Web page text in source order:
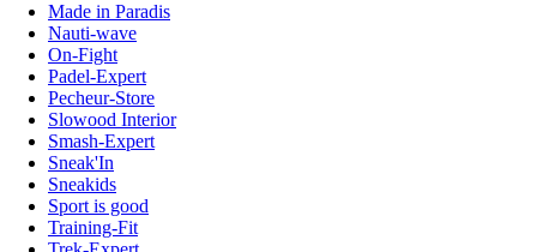
Made in Paradis
Nauti-wave
On-Fight
Padel-Expert
Pecheur-Store
Slowood Interior
Smash-Expert
Sneak'In
Sneakids
Sport is good
Training-Fit